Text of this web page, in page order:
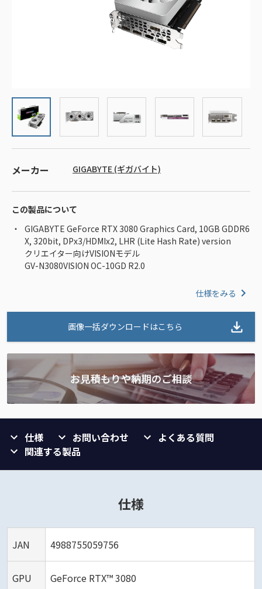
メーカー GIGABYTE (ギガバイト)
この製品について
GIGABYTE GeForce RTX 3080 Graphics Card, 10GB GDDR6
X, 320bit, DPx3/HDMIx2, LHR (Lite Hash Rate) version
クリエイター向けVISIONモデル
GV-N3080VISION OC-10GD R2.0
仕様をみる
画像一括ダウンロードはこちら
仕様 お問い合わせ
よくある質問
関連する製品
仕様
JAN 4988755059756
GPU GeForce RTX™ 3080